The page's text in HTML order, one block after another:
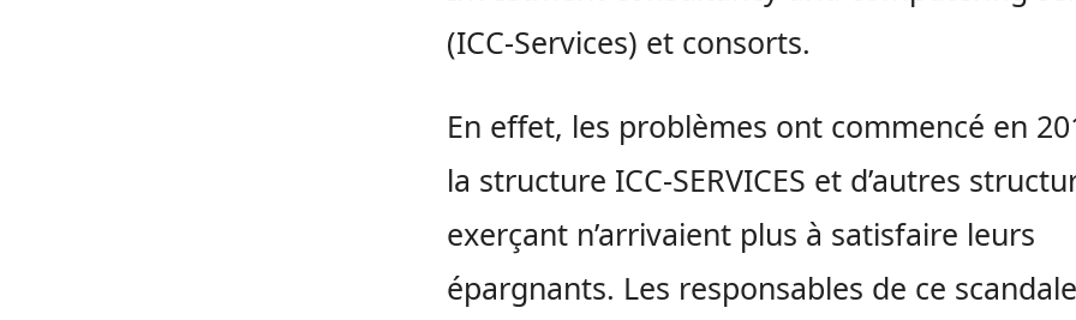
(ICC-Services) et consorts.
En effet, les problèmes ont commencé en
la structure ICC-SERVICES et d’autres
exerçant n’arrivaient plus à satisfaire leurs
épargnants. Les responsables de ce scandale